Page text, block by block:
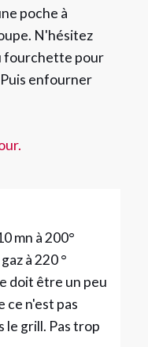
poche à
N'hésitez
fourchette pour
Puis enfourner
mn à 200°
à 220 °
doit être un peu
ce n'est pas
le grill. Pas trop